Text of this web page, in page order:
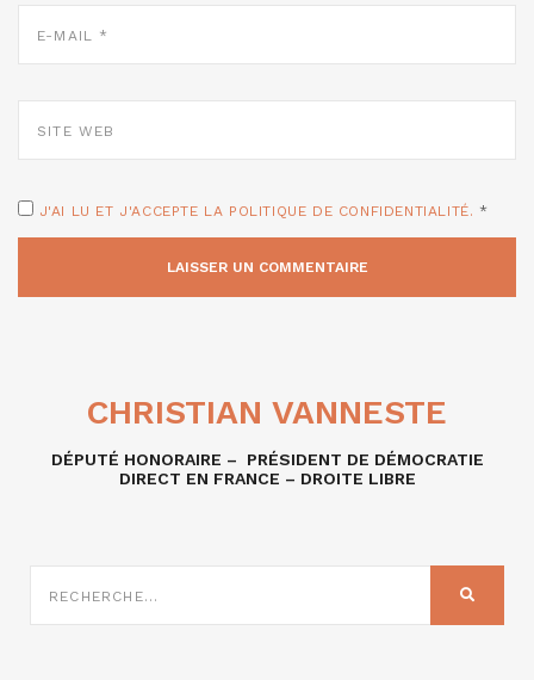
MAIL
WEB
J'AI LU ET J'ACCEPTE LA POLITIQUE DE CONFIDENTIALITÉ. *
CHRISTIAN VANNESTE
DÉPUTÉ HONORAIRE – PRÉSIDENT DE DÉMOCRATIE
DIRECT EN FRANCE – DROITE LIBRE
SUR